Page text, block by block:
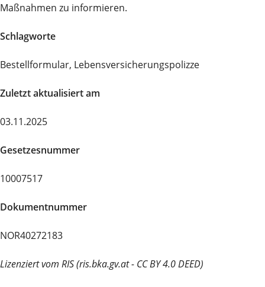
Maßnahmen zu informieren.
Schlagworte
Bestellformular, Lebensversicherungspolizze
Zuletzt aktualisiert am
03.11.2025
Gesetzesnummer
10007517
Dokumentnummer
NOR40272183
Lizenziert vom RIS (ris.bka.gv.at - CC BY 4.0 DEED)